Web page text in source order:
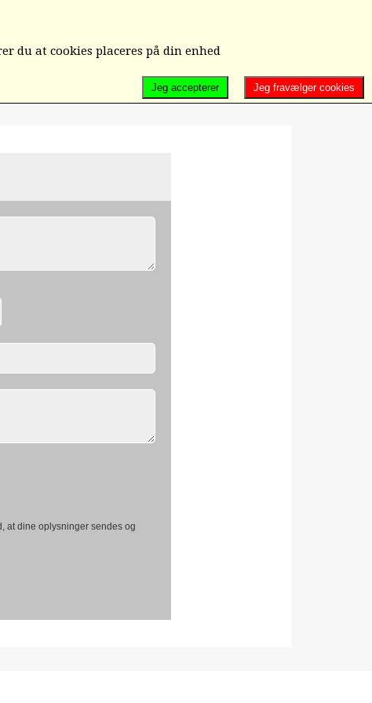
at dine oplysninger sendes og
du at cookies placeres på din enhed
Jeg fravælger cookies
Jeg accepterer